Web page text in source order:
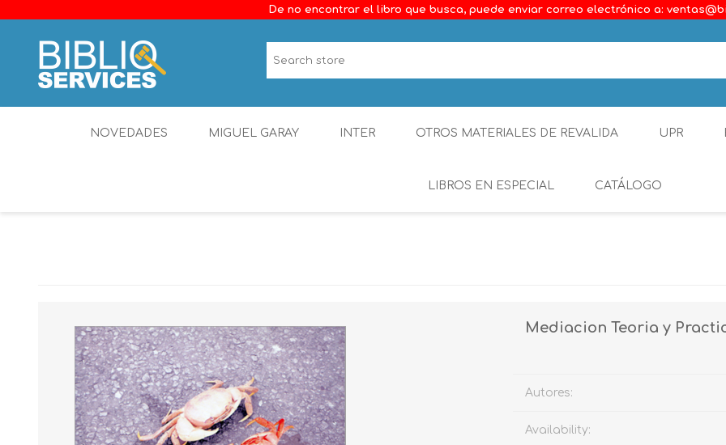
De no encontrar el libro que busca, puede enviar correo electrónico a:
NOVEDADES MIGUEL GARAY INTER OTROS MATERIALES DE REVALIDA UPR
LIBROS EN ESPECIAL CATÁLOGO
Derecho Comercial
Mediacion Teoria y
Autores:
Availability: